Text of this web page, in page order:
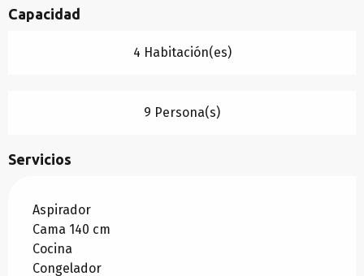
Capacidad
4 Habitación(es)
9 Persona(s)
Servicios
Aspirador
Cama 140 cm
Cocina
Congelador